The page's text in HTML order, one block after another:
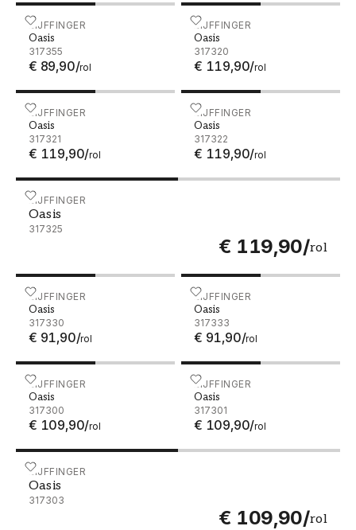
EIJFFINGER
Oasis
317355
€ 89,90/rol
Oasis - 317355 EIJFFINGER
Oasis
317320
€ 119,90/rol
Oasis - 317320
EIJFFINGER
Oasis
317321
€ 119,90/rol
Oasis - 317321 EIJFFINGER
Oasis
317322
€ 119,90/rol
Oasis - 317322
EIJFFINGER
Oasis
317325
€ 119,90/rol
Oasis - 317325
EIJFFINGER
Oasis
317330
€ 91,90/rol
Oasis - 317330 EIJFFINGER
Oasis
317333
€ 91,90/rol
Oasis - 317333
EIJFFINGER
Oasis
317300
€ 109,90/rol
Oasis - 317300 EIJFFINGER
Oasis
317301
€ 109,90/rol
Oasis - 317301
EIJFFINGER
Oasis
317303
€ 109,90/rol
Oasis - 317303